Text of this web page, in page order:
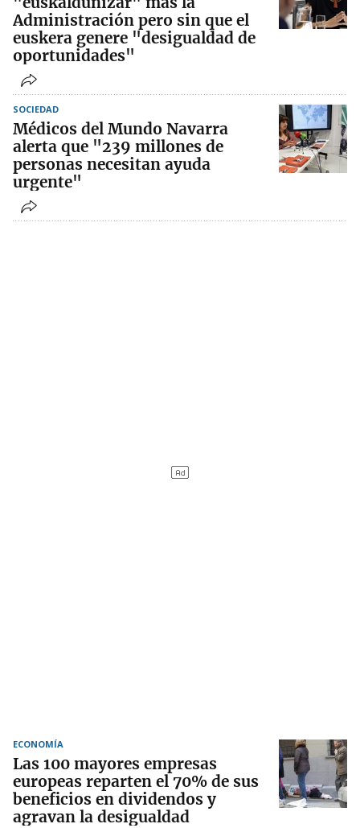
Administración pero sin que el
euskera genere "desigualdad de
oportunidades"
SOCIEDAD
Médicos del Mundo Navarra
alerta que "239 millones de
personas necesitan ayuda
urgente"
ECONOMÍA
Las 100 mayores empresas
europeas reparten el 70% de sus
beneficios en dividendos y
agravan la desigualdad